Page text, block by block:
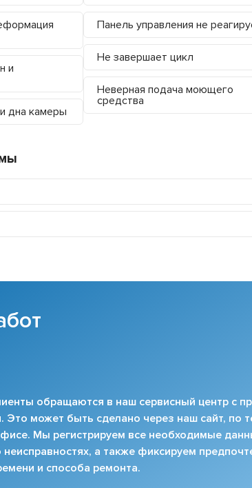
и
дна камеры
Панель управления не
Не завершает цикл
Неверная подача моющего
средства
обращаются в наш сервисный центр с
Это может быть сделано через наш сайт, по
Мы регистрируем все необходимые
неисправностях, а также фиксируем
и способа ремонта.